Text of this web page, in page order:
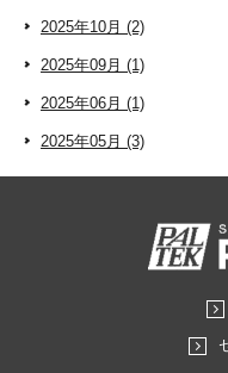
2025年10月 (2)
2025年09月 (1)
2025年06月 (1)
2025年05月 (3)